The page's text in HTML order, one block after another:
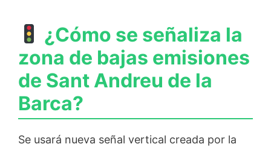
¿Cómo se señaliza la
zona de bajas emisiones
de Sant Andreu de la
Barca?
Se usará nueva señal vertical creada por la